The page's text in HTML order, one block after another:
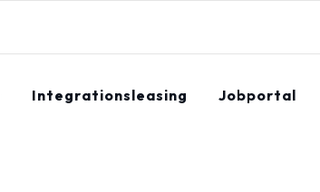
Integrationsleasing Jobportal